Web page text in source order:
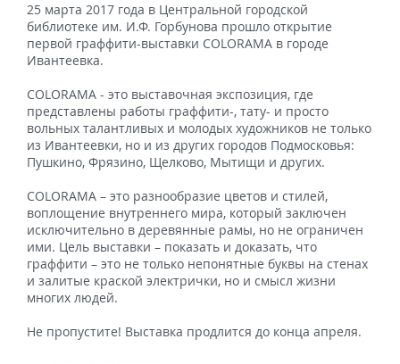
25 марта 2017 года в Центральной городской
библиотеке им. И.Ф. Горбунова прошло открытие
первой граффити-выставки COLORAMA в городе
Ивантеевка.
COLORAMA - это выставочная экспозиция, где
представлены работы граффити-, тату- и просто
вольных талантливых и молодых художников не только
из Ивантеевки, но и из других городов Подмосковья:
Пушкино, Фрязино, Щелково, Мытищи и других.
COLORAMA – это разнообразие цветов и стилей,
воплощение внутреннего мира, который заключен
исключительно в деревянные рамы, но не ограничен
ими. Цель выставки – показать и доказать, что
граффити – это не только непонятные буквы на стенах
и залитые краской электрички, но и смысл жизни
многих людей.
Не пропустите! Выставка продлится до конца апреля.